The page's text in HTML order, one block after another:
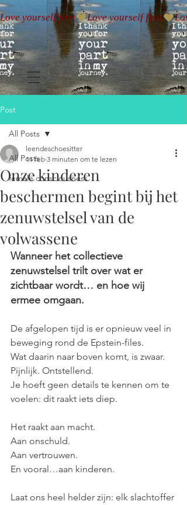
Love yourself first
Post
All Posts
female consciousness
All Posts
Onze kinderen
beschermen begint bij het
zenuwstelsel van de
volwassene
leendeschoesitter
11 feb 3 minuten om te lezen
Wanneer het collectieve
zenuwstelsel trilt over wat er
zichtbaar wordt… en hoe wij
ermee omgaan.
De afgelopen tijd is er opnieuw veel in
beweging rond de Epstein-files.
Wat daarin naar boven komt, is zwaar.
Pijnlijk. Ontstellend.
Je hoeft geen details te kennen om te
voelen: dit raakt iets diep.
Het raakt aan macht.
Aan onschuld.
Aan vertrouwen.
En vooral…aan kinderen.
Laat ons heel helder zijn: elk slachtoffer